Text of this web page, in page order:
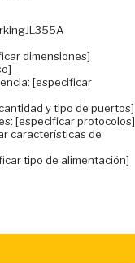
dimensiones]
[especificar
y tipo de puertos]
[especificar protocolos]
características de
tipo de alimentación]